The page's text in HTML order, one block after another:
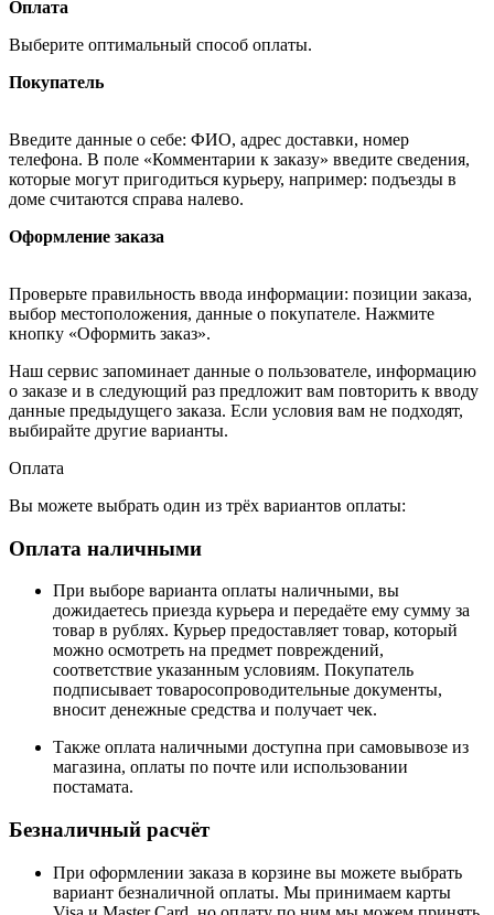
Оплата
Выберите оптимальный способ оплаты.
Покупатель
Введите данные о себе: ФИО, адрес доставки, номер
телефона. В поле «Комментарии к заказу» введите сведения,
которые могут пригодиться курьеру, например: подъезды в
доме считаются справа налево.
Оформление заказа
Проверьте правильность ввода информации: позиции заказа,
выбор местоположения, данные о покупателе. Нажмите
кнопку «Оформить заказ».
Наш сервис запоминает данные о пользователе, информацию
о заказе и в следующий раз предложит вам повторить к вводу
данные предыдущего заказа. Если условия вам не подходят,
выбирайте другие варианты.
Оплата
Вы можете выбрать один из трёх вариантов оплаты:
Оплата наличными
При выборе варианта оплаты наличными, вы
дожидаетесь приезда курьера и передаёте ему сумму за
товар в рублях. Курьер предоставляет товар, который
можно осмотреть на предмет повреждений,
соответствие указанным условиям. Покупатель
подписывает товаросопроводительные документы,
вносит денежные средства и получает чек.
Также оплата наличными доступна при самовывозе из
магазина, оплаты по почте или использовании
постамата.
Безналичный расчёт
При оформлении заказа в корзине вы можете выбрать
вариант безналичной оплаты. Мы принимаем карты